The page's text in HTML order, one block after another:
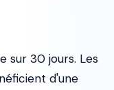
sur 30 jours. Les
d'une